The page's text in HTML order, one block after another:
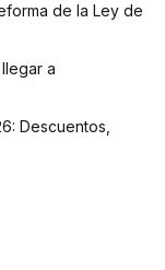
de la Ley de
a
Descuentos,